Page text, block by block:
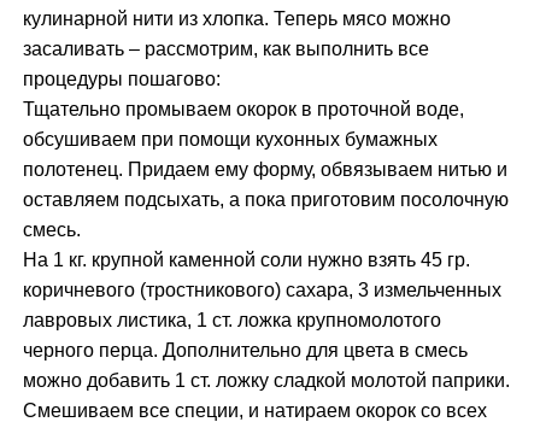
кулинарной нити из хлопка. Теперь мясо можно
засаливать – рассмотрим, как выполнить все
процедуры пошагово:
Тщательно промываем окорок в проточной воде,
обсушиваем при помощи кухонных бумажных
полотенец. Придаем ему форму, обвязываем нитью и
оставляем подсыхать, а пока приготовим посолочную
смесь.
На 1 кг. крупной каменной соли нужно взять 45 гр.
коричневого (тростникового) сахара, 3 измельченных
лавровых листика, 1 ст. ложка крупномолотого
черного перца. Дополнительно для цвета в смесь
можно добавить 1 ст. ложку сладкой молотой паприки.
Смешиваем все специи, и натираем окорок со всех